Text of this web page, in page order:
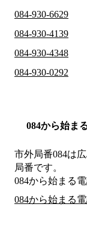
084-930-6629
084-930-4139
084-930-4348
084-930-0292
084から始ま
市外局番084は
局番です。
084から始まる
084から始まる